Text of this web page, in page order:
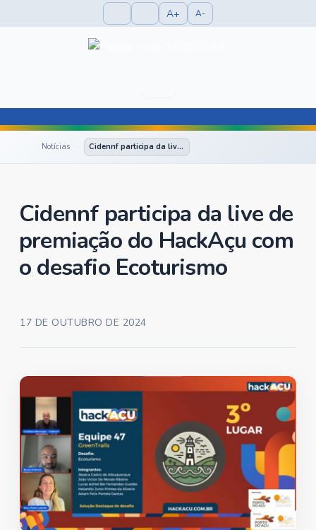
A+ A-
Notícias Cidennf participa da live de premiação do HackAçu com o desafio Ecoturismo
Cidennf participa da live de
premiação do HackAçu com
o desafio Ecoturismo
17 DE OUTUBRO DE 2024